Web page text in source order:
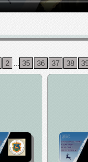
2 ... 35 36 37 38